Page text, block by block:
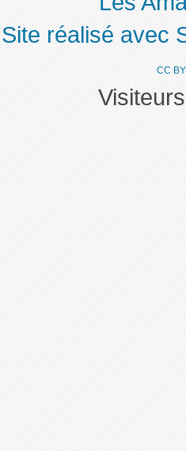
Site réalisé avec
CC